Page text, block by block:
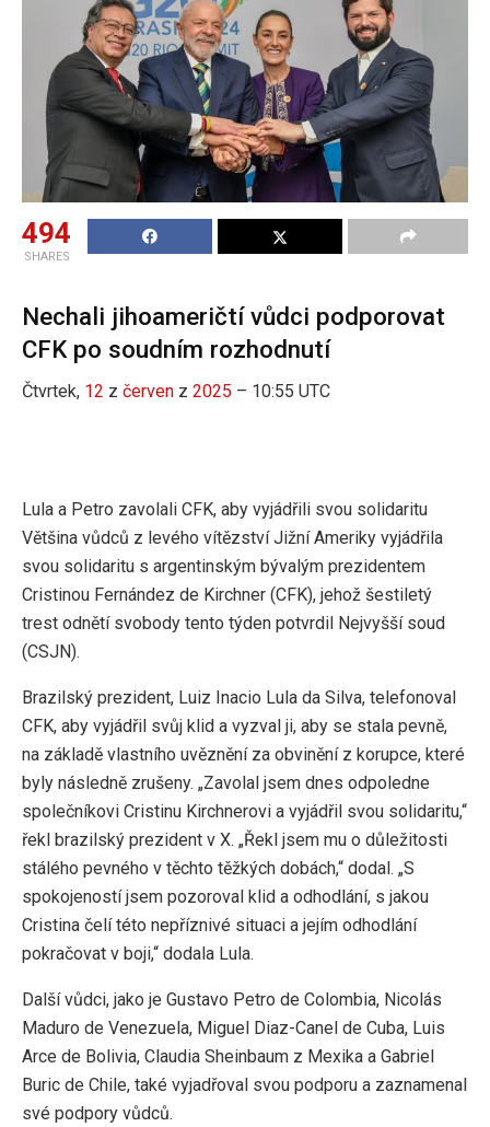
494
SHARES
Nechali jihoameričtí vůdci podporovat
CFK po soudním rozhodnutí
Čtvrtek, 12 z červen z 2025 – 10:55 UTC
Lula a Petro zavolali CFK, aby vyjádřili svou solidaritu
Většina vůdců z levého vítězství Jižní Ameriky vyjádřila
svou solidaritu s argentinským bývalým prezidentem
Cristinou Fernández de Kirchner (CFK), jehož šestiletý
trest odnětí svobody tento týden potvrdil Nejvyšší soud
(CSJN).
Brazilský prezident, Luiz Inacio Lula da Silva, telefonoval
CFK, aby vyjádřil svůj klid a vyzval ji, aby se stala pevně,
na základě vlastního uvěznění za obvinění z korupce, které
byly následně zrušeny. „Zavolal jsem dnes odpoledne
společníkovi Cristinu Kirchnerovi a vyjádřil svou solidaritu,“
řekl brazilský prezident v X. „Řekl jsem mu o důležitosti
stálého pevného v těchto těžkých dobách,“ dodal. „S
spokojeností jsem pozoroval klid a odhodlání, s jakou
Cristina čelí této nepříznivé situaci a jejím odhodlání
pokračovat v boji,“ dodala Lula.
Další vůdci, jako je Gustavo Petro de Colombia, Nicolás
Maduro de Venezuela, Miguel Diaz-Canel de Cuba, Luis
Arce de Bolivia, Claudia Sheinbaum z Mexika a Gabriel
Buric de Chile, také vyjadřoval svou podporu a zaznamenal
své podpory vůdců.